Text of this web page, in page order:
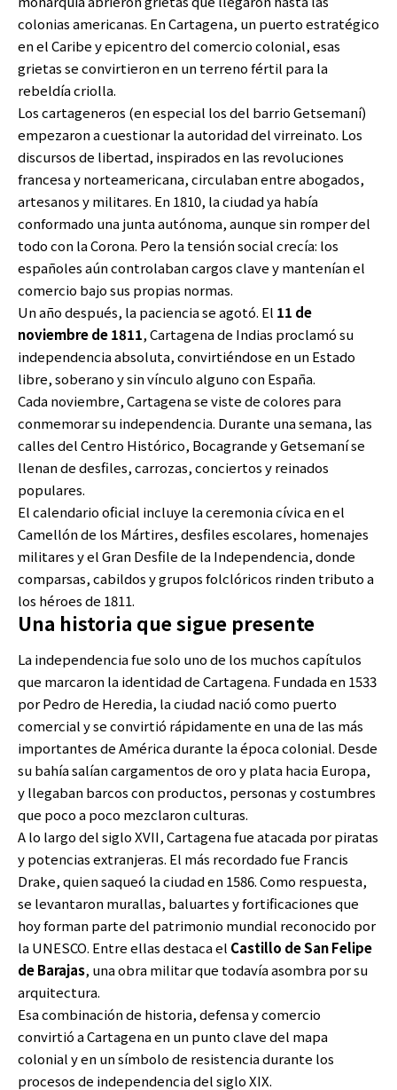
colonias americanas. En Cartagena, un puerto estratégico
en el Caribe y epicentro del comercio colonial, esas
grietas se convirtieron en un terreno fértil para la
rebeldía criolla.
Los cartageneros (en especial los del barrio Getsemaní)
empezaron a cuestionar la autoridad del virreinato. Los
discursos de libertad, inspirados en las revoluciones
francesa y norteamericana, circulaban entre abogados,
artesanos y militares. En 1810, la ciudad ya había
conformado una junta autónoma, aunque sin romper del
todo con la Corona. Pero la tensión social crecía: los
españoles aún controlaban cargos clave y mantenían el
comercio bajo sus propias normas.
Un año después, la paciencia se agotó. El 11 de
noviembre de 1811, Cartagena de Indias proclamó su
independencia absoluta, convirtiéndose en un Estado
libre, soberano y sin vínculo alguno con España.
Cada noviembre, Cartagena se viste de colores para
conmemorar su independencia. Durante una semana, las
calles del Centro Histórico, Bocagrande y Getsemaní se
llenan de desfiles, carrozas, conciertos y reinados
populares.
El calendario oficial incluye la ceremonia cívica en el
Camellón de los Mártires, desfiles escolares, homenajes
militares y el Gran Desfile de la Independencia, donde
comparsas, cabildos y grupos folclóricos rinden tributo a
los héroes de 1811.
Una historia que sigue presente
La independencia fue solo uno de los muchos capítulos
que marcaron la identidad de Cartagena. Fundada en 1533
por Pedro de Heredia, la ciudad nació como puerto
comercial y se convirtió rápidamente en una de las más
importantes de América durante la época colonial. Desde
su bahía salían cargamentos de oro y plata hacia Europa,
y llegaban barcos con productos, personas y costumbres
que poco a poco mezclaron culturas.
A lo largo del siglo XVII, Cartagena fue atacada por piratas
y potencias extranjeras. El más recordado fue Francis
Drake, quien saqueó la ciudad en 1586. Como respuesta,
se levantaron murallas, baluartes y fortificaciones que
hoy forman parte del patrimonio mundial reconocido por
la UNESCO. Entre ellas destaca el Castillo de San Felipe
de Barajas, una obra militar que todavía asombra por su
arquitectura.
Esa combinación de historia, defensa y comercio
convirtió a Cartagena en un punto clave del mapa
colonial y en un símbolo de resistencia durante los
procesos de independencia del siglo XIX.